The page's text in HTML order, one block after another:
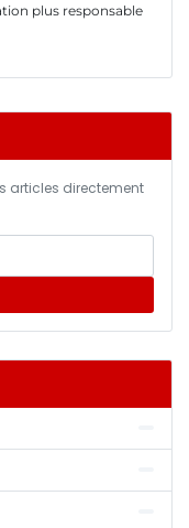
plus responsable
articles directement